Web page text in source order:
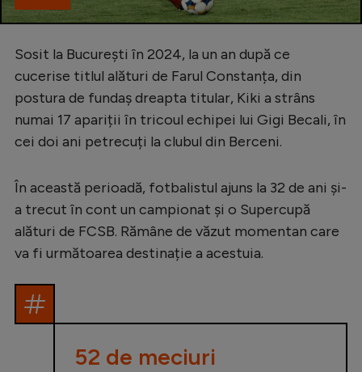
Sosit la București în 2024, la un an după ce
cucerise titlul alături de Farul Constanța, din
postura de fundaș dreapta titular, Kiki a strâns
numai 17 apariții în tricoul echipei lui Gigi Becali, în
cei doi ani petrecuți la clubul din Berceni.
În această perioadă, fotbalistul ajuns la 32 de ani și-
a trecut în cont un campionat și o Supercupă
alături de FCSB. Rămâne de văzut momentan care
va fi următoarea destinație a acestuia.
52 de meciuri